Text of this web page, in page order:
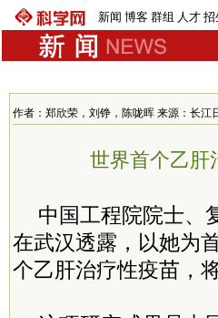
新闻 博客 群组 人才 招
作者：郑欣荣，刘铮，陈咙晖 来源：长
世界首个乙肝
中国工程院院士、
在武汉透露，以她为
个乙肝治疗性疫苗，